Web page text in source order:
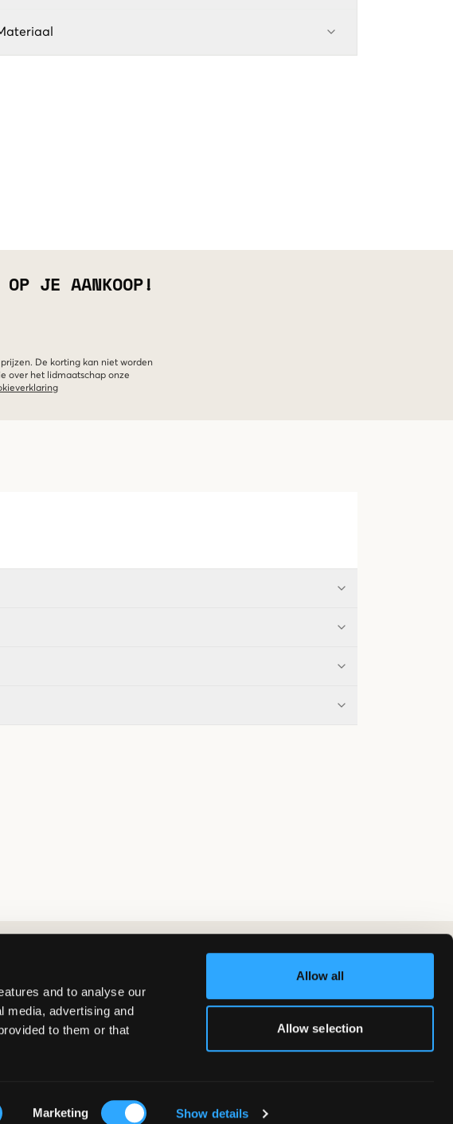
and to analyse our
media, advertising and
to them or that
Marketing Show details
Allow all
Allow selection
JE AANKOOP!
De korting kan niet worden
over het lidmaatschap onze